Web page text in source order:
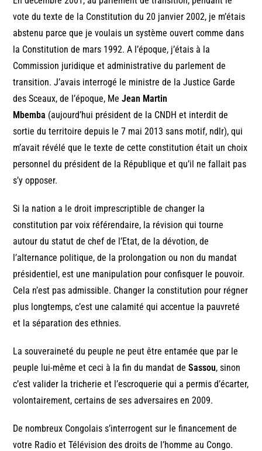
vote du texte de la Constitution du 20 janvier 2002, je m’étais
abstenu parce que je voulais un système ouvert comme dans
la Constitution de mars 1992. A l’époque, j’étais à la
Commission juridique et administrative du parlement de
transition. J’avais interrogé le ministre de la Justice Garde
des Sceaux, de l’époque, MeJean Martin
Mbemba (aujourd’hui président de la CNDH et interdit de
sortie du territoire depuis le 7 mai 2013 sans motif, ndlr), qui
m’avait révélé que le texte de cette constitution était un choix
personnel du président de la République et qu’il ne fallait pas
s’y opposer.
Si la nation a le droit imprescriptible de changer la
constitution par voix référendaire, la révision qui tourne
autour du statut de chef de l’Etat, de la dévotion, de
l’alternance politique, de la prolongation ou non du mandat
présidentiel, est une manipulation pour confisquer le pouvoir.
Cela n’est pas admissible. Changer la constitution pour régner
plus longtemps, c’est une calamité qui accentue la pauvreté
et la séparation des ethnies.
La souveraineté du peuple ne peut être entamée que par le
peuple lui-même et ceci à la fin du mandat deSassou, sinon
c’est valider la tricherie et l’escroquerie qui a permis d’écarter,
volontairement, certains de ses adversaires en 2009.
De nombreux Congolais s’interrogent sur le financement de
votre Radio et Télévision des droits de l’homme au Congo.